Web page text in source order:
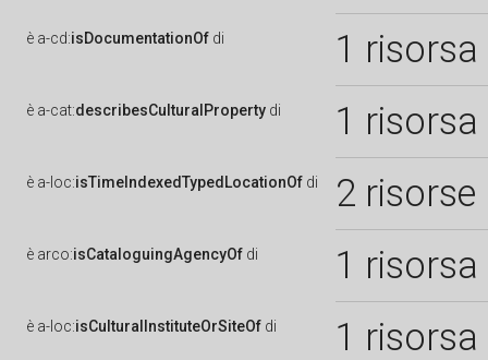
è a-cd:isDocumentationOf di 1 risorsa
è a-cat:describesCulturalProperty di 1 risorsa
è a-loc:isTimeIndexedTypedLocationOf di 2 risorse
è arco:isCataloguingAgencyOf di 1 risorsa
è a-loc:isCulturalInstituteOrSiteOf di 1 risorsa